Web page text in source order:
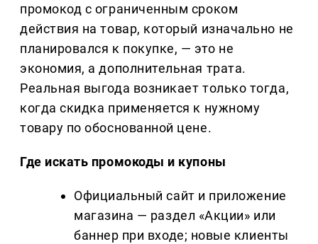
промокод с ограниченным сроком
действия на товар, который изначально не
планировался к покупке, — это не
экономия, а дополнительная трата.
Реальная выгода возникает только тогда,
когда скидка применяется к нужному
товару по обоснованной цене.
Где искать промокоды и купоны
Официальный сайт и приложение
магазина — раздел «Акции» или
баннер при входе; новые клиенты